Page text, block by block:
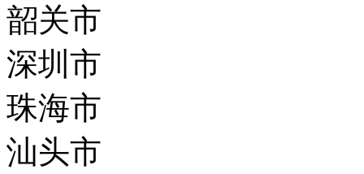
韶关市
深圳市
珠海市
汕头市